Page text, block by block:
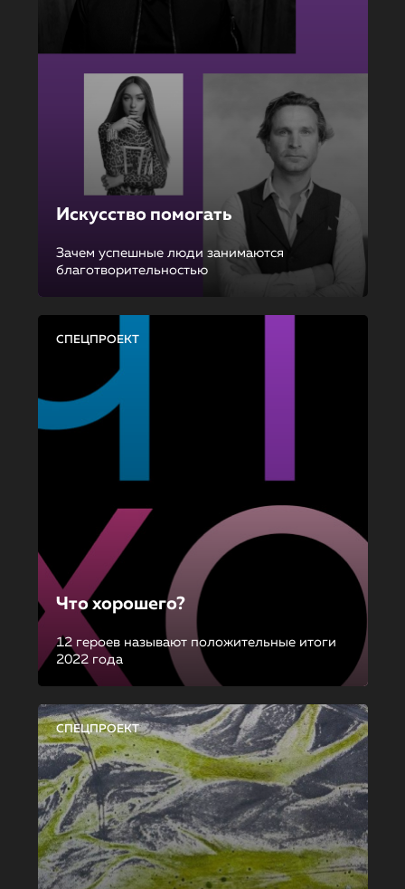
Искусство помогать
Зачем успешные люди занимаются
благотворительностью
СПЕЦПРОЕКТ
Что хорошего?
12 героев называют положительные итоги
2022 года
СПЕЦПРОЕКТ